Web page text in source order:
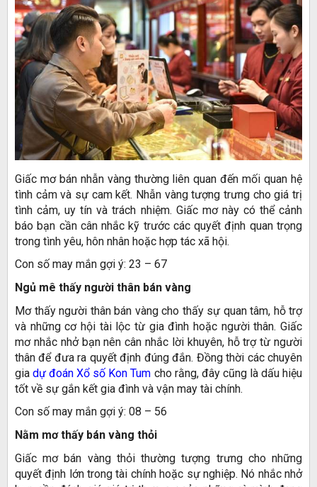
Giấc mơ bán nhẫn vàng thường liên quan đến mối quan hệ
tình cảm và sự cam kết. Nhẫn vàng tượng trưng cho giá trị
tình cảm, uy tín và trách nhiệm. Giấc mơ này có thể cảnh
báo bạn cần cân nhắc kỹ trước các quyết định quan trọng
trong tình yêu, hôn nhân hoặc hợp tác xã hội.
Con số may mắn gợi ý: 23 – 67
Ngủ mê thấy người thân bán vàng
Mơ thấy người thân bán vàng cho thấy sự quan tâm, hỗ trợ
và những cơ hội tài lộc từ gia đình hoặc người thân. Giấc
mơ nhắc nhở bạn nên cân nhắc lời khuyên, hỗ trợ từ người
thân để đưa ra quyết định đúng đắn. Đồng thời các chuyên
giadự đoán Xổ số Kon Tum cho rằng, đây cũng là dấu hiệu
tốt về sự gắn kết gia đình và vận may tài chính.
Con số may mắn gợi ý: 08 – 56
Nằm mơ thấy bán vàng thỏi
Giấc mơ bán vàng thỏi thường tượng trưng cho những
quyết định lớn trong tài chính hoặc sự nghiệp. Nó nhắc nhở